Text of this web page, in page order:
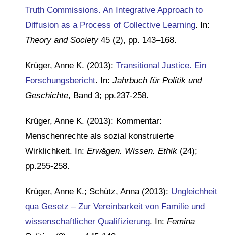
Truth Commissions. An Integrative Approach to
Diffusion as a Process of Collective Learning. In:
Theory and Society45 (2), pp. 143–168.
Krüger, Anne K. (2013): Transitional Justice. Ein
Forschungsbericht. In: Jahrbuch für Politik und
Geschichte, Band 3; pp.237-258.
Krüger, Anne K. (2013): Kommentar:
Menschenrechte als sozial konstruierte
Wirklichkeit. In: Erwägen. Wissen. Ethik (24);
pp.255-258.
Krüger, Anne K.; Schütz, Anna (2013): Ungleichheit
qua Gesetz – Zur Vereinbarkeit von Familie und
wissenschaftlicher Qualifizierung. In: Femina